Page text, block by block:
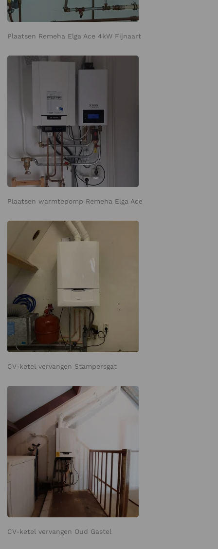
Plaatsen Remeha Elga Ace 4kW Fijnaart
Plaatsen warmtepomp Remeha Elga Ace
CV-ketel vervangen Stampersgat
CV-ketel vervangen Oud Gastel